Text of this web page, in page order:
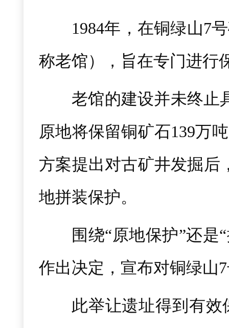
1984年，在铜绿山7
称老馆），旨在专门进行
老馆的建设并未终
原地将保留铜矿石139万
方案提出对古矿井发掘后
地拼装保护。
围绕“原地保护”还是
作出决定，宣布对铜绿山
此举让遗址得到有